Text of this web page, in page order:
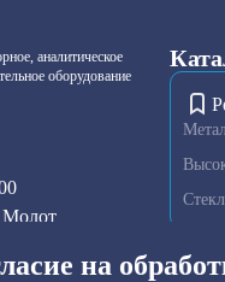
на
аналитическое
оборудование
Молот